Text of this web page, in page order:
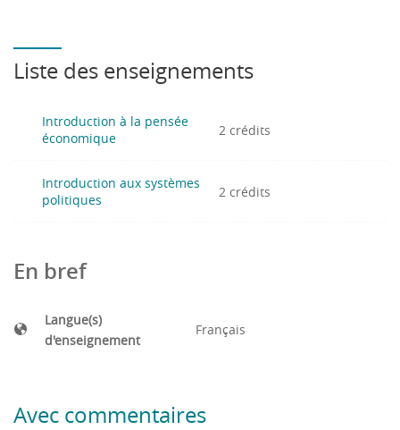
Liste des enseignements
Introduction à la pensée
économique
2 crédits
Introduction aux systèmes
politiques
2 crédits
En bref
Langue(s)
d'enseignement
Français
Avec commentaires